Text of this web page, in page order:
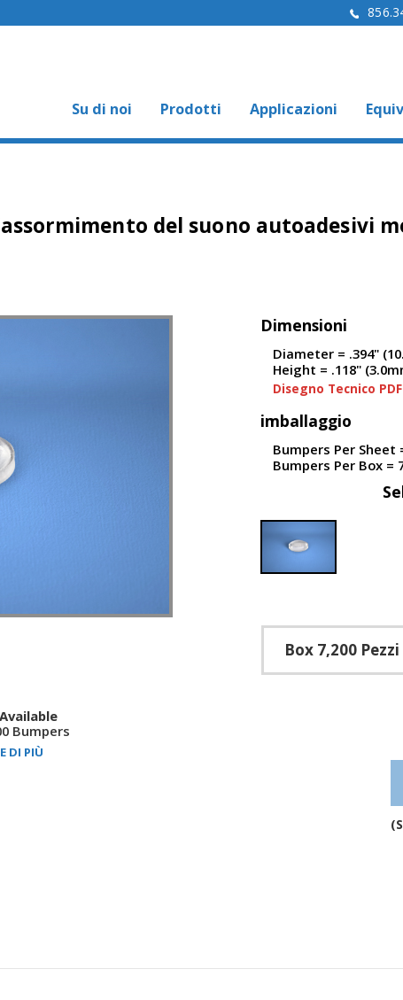
Su di noi
Prodotti Applicazioni
del suono autoadesivi
Bumpers
DI PIÙ
Dimensioni
Diameter = .394"
Height = .118"
Disegno Tecnico PDF
imballaggio
Bumpers Per Sheet
Bumpers Per Box =
Box 7,200 Pezzi